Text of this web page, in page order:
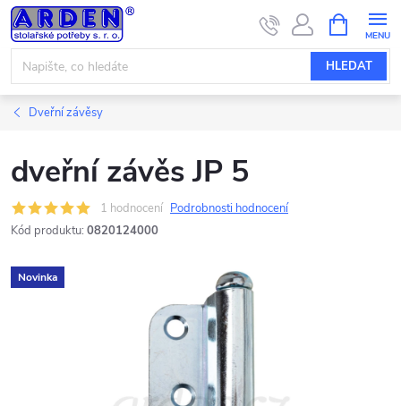
Přejít
na
obsah
HLEDAT
NÁKUPNÍ
KOŠÍK
Dveřní závěsy
dveřní závěs JP 5
1 hodnocení Podrobnosti hodnocení
Kód produktu: 0820124000
Novinka